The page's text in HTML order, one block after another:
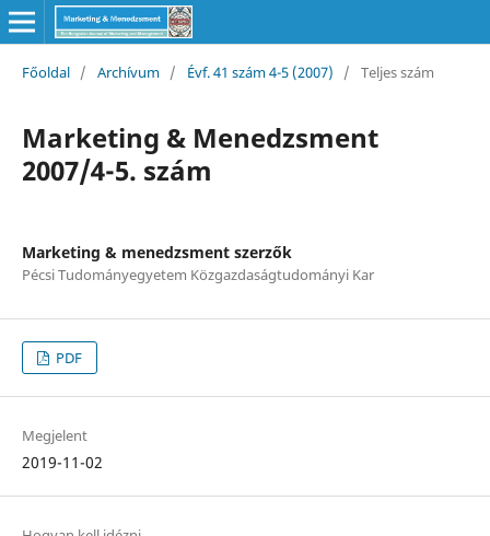
Főoldal / Archívum / Évf. 41 szám 4-5 (2007) / Teljes szám
Marketing & Menedzsment
2007/4-5. szám
Marketing & menedzsment szerzők
Pécsi Tudományegyetem Közgazdaságtudományi Kar
PDF
Megjelent
2019-11-02